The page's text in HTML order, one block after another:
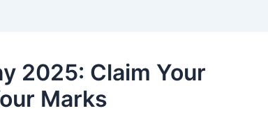
2025: Claim Your
Marks